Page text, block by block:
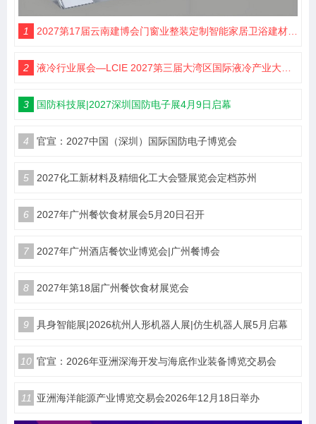
1 2027第17届云南建博会门窗业整装定制智能家居卫浴建材展会
2 液冷行业展会—LCIE 2027第三届大湾区国际液冷产业大会暨展览会（深圳）
3 国防科技展|2027深圳国防电子展4月9日启幕
4 官宣：2027中国（深圳）国际国防电子博览会
5 2027化工新材料及精细化工大会暨展览会定档苏州
6 2027年广州餐饮食材展会5月20日召开
7 2027年广州酒店餐饮业博览会|广州餐博会
8 2027年第18届广州餐饮食材展览会
9 具身智能展|2026杭州人形机器人展|仿生机器人展5月启幕
10 官宣：2026年亚洲深海开发与海底作业装备博览交易会
11 亚洲海洋能源产业博览交易会2026年12月18日举办